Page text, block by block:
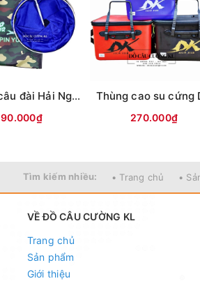
Giỏ cá câu đài Hải Ngư JingPin (vỏ Zanzi)
90.000₫
Thùng cao su cứng
270.000₫
Tìm kiếm nhiều: • Trang chủ •
VỀ ĐỒ CÂU CƯỜNG KL
Trang chủ
Sản phẩm
Giới thiệu